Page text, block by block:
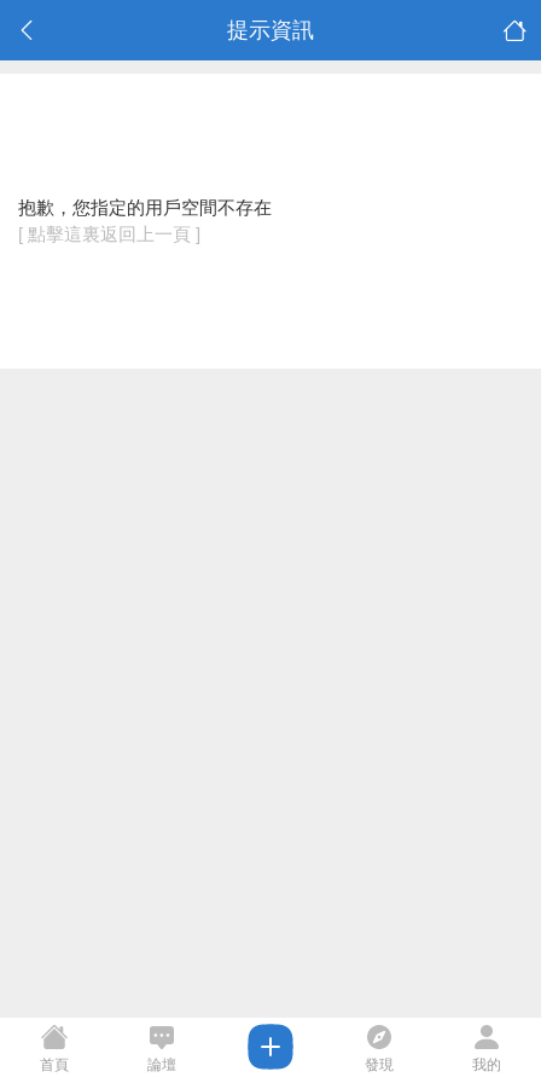
提示資訊
抱歉，您指定的用戶空間不存在
[ 點擊這裏返回上一頁 ]
首頁 論壇 發現 我的